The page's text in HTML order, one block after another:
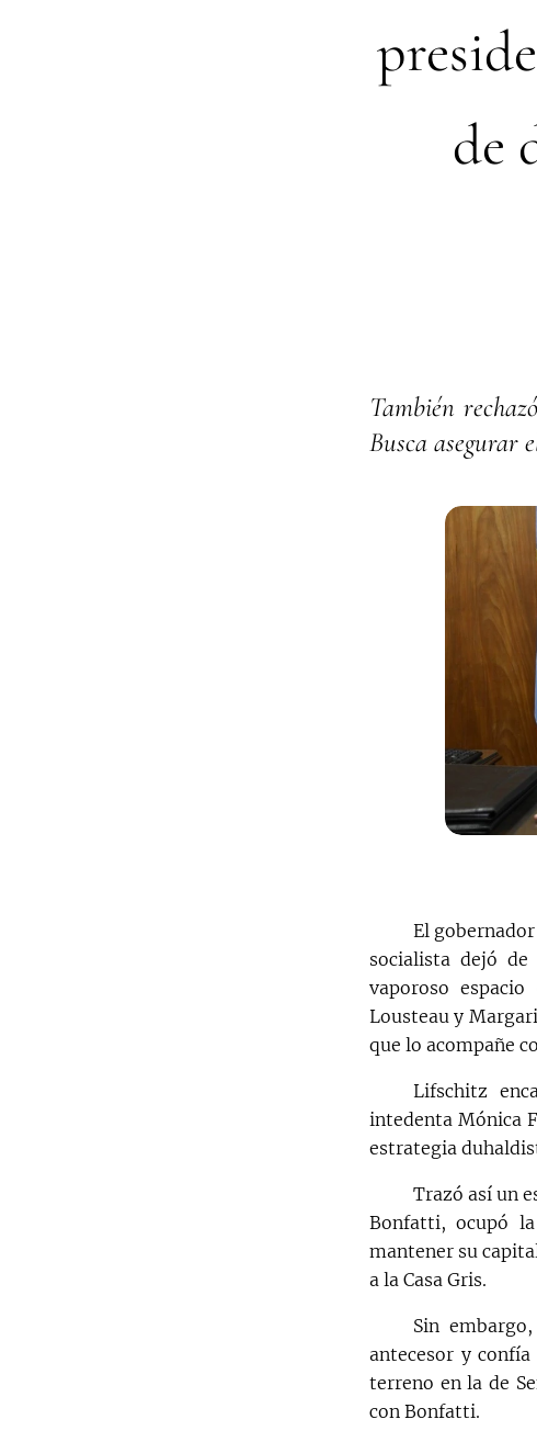
de
También
Busca asegurar
El
socialista dejó
vaporoso
Lousteau y
que lo acompañe
Lifschitz
intedenta Mónica
estrategia
Trazó así un
Bonfatti, ocupó
mantener su
a la Casa Gris.
Sin
antecesor y
terreno en la de
con Bonfatti.